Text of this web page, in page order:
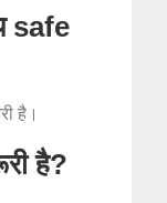
safe
है।
है?